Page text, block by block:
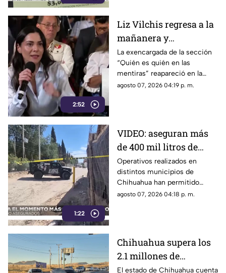
2:52
Liz Vilchis regresa a la
mañanera y
protagoniza nuevo
choque con medios de
comunicación
La exencargada de la sección
“Quién es quién en las
mentiras” reapareció en la
conferencia presidencial.
agosto 07, 2026 04:19 p. m.
1:22
VIDEO: aseguran más
de 400 mil litros de
combustible
presuntamente ilegal
en Chihuahua
Operativos realizados en
distintos municipios de
Chihuahua han permitido
asegurar más de 400 mil litros
agosto 07, 2026 04:18 p. m.
Chihuahua supera los
2.1 millones de
vehículos registrados:
El estado de Chihuahua cuenta